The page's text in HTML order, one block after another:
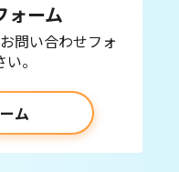
ォーム
問い合わせフォ
。
ム